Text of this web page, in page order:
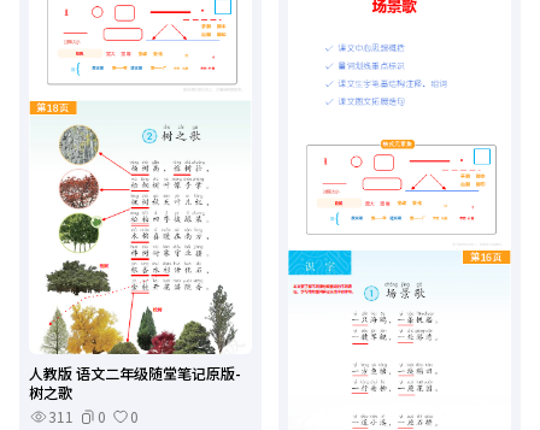
人教版 语文二年级随堂笔记原版-
树之歌
311
0
0